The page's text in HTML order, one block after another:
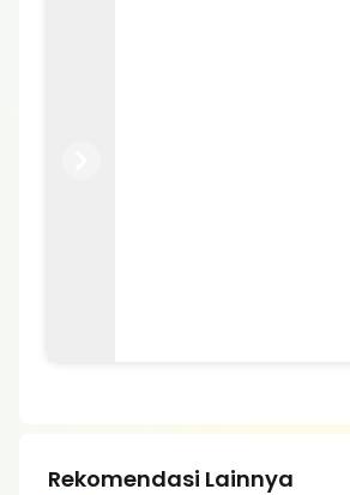
Rekomendasi Lainnya